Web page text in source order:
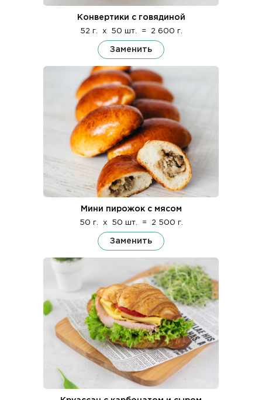
Конвертики с говядиной
52 г. x 50 шт. = 2 600 г.
Заменить
Мини пирожок с мясом
50 г. x 50 шт. = 2 500 г.
Заменить